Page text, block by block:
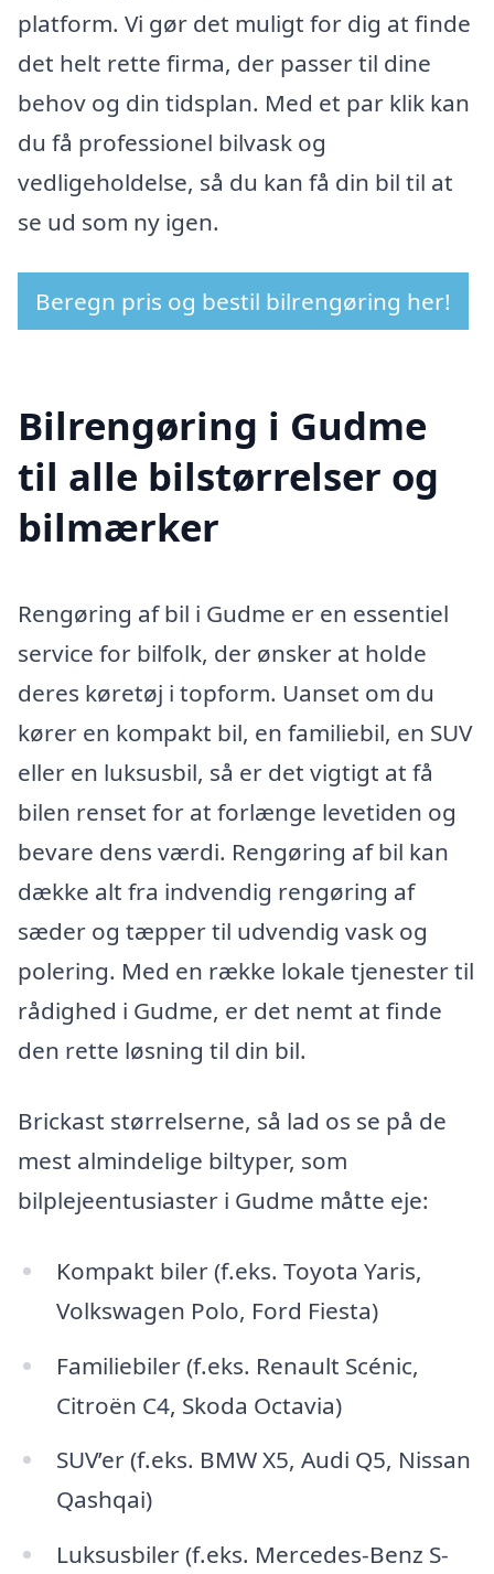
platform. Vi gør det muligt for dig at finde
det helt rette firma, der passer til dine
behov og din tidsplan. Med et par klik kan
du få professionel bilvask og
vedligeholdelse, så du kan få din bil til at
se ud som ny igen.
Beregn pris og bestil bilrengøring her!
Bilrengøring i Gudme
til alle bilstørrelser og
bilmærker
Rengøring af bil i Gudme er en essentiel
service for bilfolk, der ønsker at holde
deres køretøj i topform. Uanset om du
kører en kompakt bil, en familiebil, en SUV
eller en luksusbil, så er det vigtigt at få
bilen renset for at forlænge levetiden og
bevare dens værdi. Rengøring af bil kan
dække alt fra indvendig rengøring af
sæder og tæpper til udvendig vask og
polering. Med en række lokale tjenester til
rådighed i Gudme, er det nemt at finde
den rette løsning til din bil.
Brickast størrelserne, så lad os se på de
mest almindelige biltyper, som
bilplejeentusiaster i Gudme måtte eje:
Kompakt biler (f.eks. Toyota Yaris,
Volkswagen Polo, Ford Fiesta)
Familiebiler (f.eks. Renault Scénic,
Citroën C4, Skoda Octavia)
SUV’er (f.eks. BMW X5, Audi Q5, Nissan
Qashqai)
Luksusbiler (f.eks. Mercedes-Benz S-